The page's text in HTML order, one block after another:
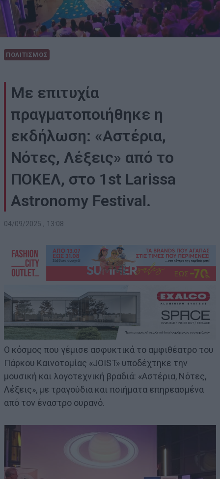
ΠΟΛΙΤΙΣΜΟΣ
Με επιτυχία
πραγματοποιήθηκε η
εκδήλωση: «Αστέρια,
Νότες, Λέξεις» από το
ΠΟΚΕΛ, στο 1st Larissa
Astronomy Festival.
04/09/2025 , 13:08
Ο κόσμος που γέμισε ασφυκτικά το αμφιθέατρο του
Πάρκου Καινοτομίας «JOIST» υποδέχτηκε την
μουσική και λογοτεχνική βραδιά: «Αστέρια, Νότες,
Λέξεις», με τραγούδια και ποιήματα επηρεασμένα
από τον έναστρο ουρανό.